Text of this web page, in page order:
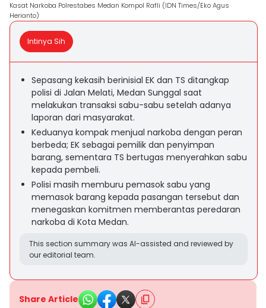
Kasat Narkoba Polrestabes Medan Kompol Rafli (IDN Times/Eko Agus
Herianto)
Intinya Sih
Sepasang kekasih berinisial EK dan TS ditangkap
polisi di Jalan Melati, Medan Sunggal saat
melakukan transaksi sabu-sabu setelah adanya
laporan dari masyarakat.
Keduanya kompak menjual narkoba dengan peran
berbeda; EK sebagai pemilik dan penyimpan
barang, sementara TS bertugas menyerahkan sabu
kepada pembeli.
Polisi masih memburu pemasok sabu yang
memasok barang kepada pasangan tersebut dan
menegaskan komitmen memberantas peredaran
narkoba di Kota Medan.
This section summary was AI-assisted and reviewed by
our editorial team.
Share Article